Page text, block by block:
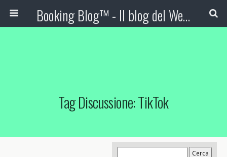
Booking Blog™ - Il blog del Web Marketing Turistico
Tag Discussione: TikTok